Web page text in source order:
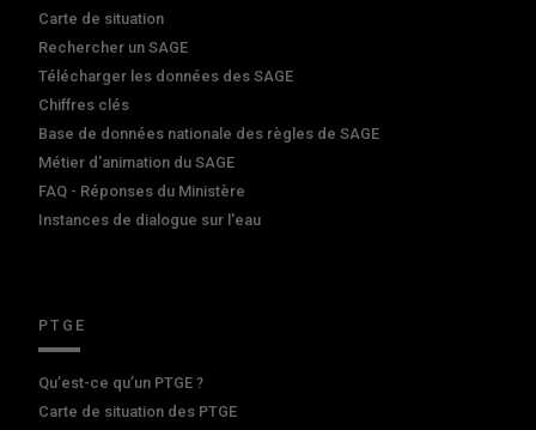
Carte de situation
Rechercher un SAGE
Télécharger les données des SAGE
Chiffres clés
Base de données nationale des règles de SAGE
Métier d'animation du SAGE
FAQ - Réponses du Ministère
Instances de dialogue sur l'eau
PTGE
Qu’est-ce qu’un PTGE ?
Carte de situation des PTGE